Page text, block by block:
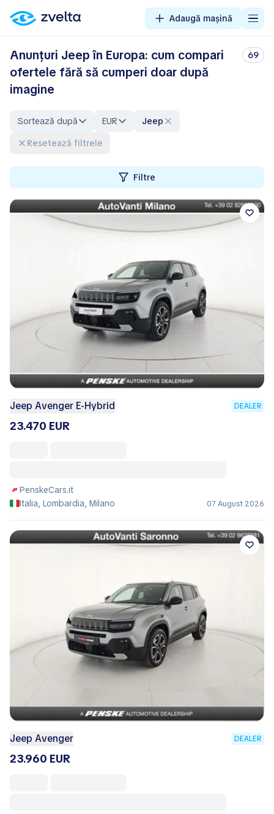
Adaugă mașină
Anunțuri Jeep în Europa: cum compari
ofertele fără să cumperi doar după
imagine
69
Sortează după EUR
Jeep
Resetează filtrele
Filtre
Jeep Avenger E-Hybrid DEALER
23.470 EUR
PenskeCars.it
Italia, Lombardia, Milano
07 August 2026
Jeep Avenger DEALER
23.960 EUR